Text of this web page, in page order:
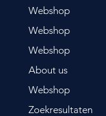
Webshop
Webshop
Webshop
About us
Webshop
Zoekresultaten